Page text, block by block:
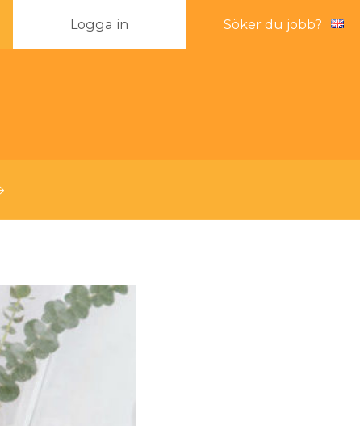
Logga in Söker du jobb?